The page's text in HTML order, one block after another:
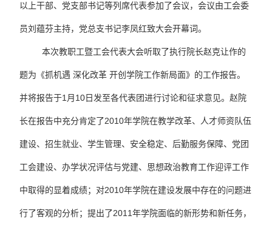
以上干部、党支部书记等列席代表参加了会议，会议由工会委
员刘蕴芬主持，党总支书记李凤红致大会开幕词。
本次教职工暨工会代表大会听取了执行院长赵克让作的
题为《抓机遇 深化改革 开创学院工作新局面》的工作报告。
并将报告于1月10日发至各代表团进行讨论和征求意见。赵院
长在报告中充分肯定了2010年学院在教学改革、人才师资队伍
建设、招生就业、学生管理、安全稳定、后勤服务保障、党团
工会建设、办学状况评估与党建、思想政治教育工作迎评工作
中取得的显着成绩；对2010年学院在建设发展中存在的问题进
行了客观的分析；提出了2011年学院面临的新形势和新任务，